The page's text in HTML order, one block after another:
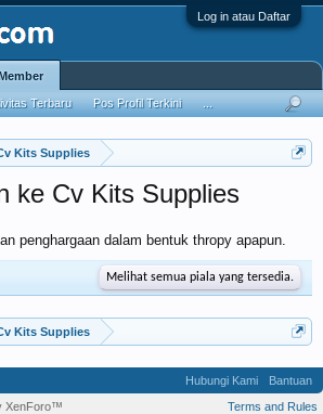
Log in atau Daftar
Kits Supplies
ke Cv Kits Supplies
penghargaan dalam bentuk thropy apapun.
Melihat semua piala yang tersedia.
Kits Supplies
Terbaru Pos Profil Terkini
Hubungi Kami
Bantuan
Terms and Rules
XenForo™